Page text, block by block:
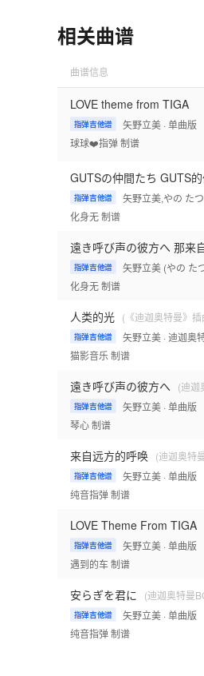
相关曲谱
曲谱信息
LOVE theme from TIGA
指弹吉他谱 矢野立美 · 单曲版
球球❤️指弹制谱
GUTSの仲間たち GUTS
指弹吉他谱 矢野立美,やの た
化身无制谱
遠き呼び声の彼方へ 那来
指弹吉他谱 矢野立美 (やの た
化身无制谱
人类的光 (《迪迦奥特曼》插
指弹吉他谱 矢野立美 · 迪迦奥
猫影音乐 制谱
遠き呼び声の彼方へ (迪迦
指弹吉他谱 矢野立美 · 单曲版
琴心制谱
来自远方的呼唤 (迪迦奥特
指弹吉他谱 矢野立美 · 单曲版
纯音指弹制谱
LOVE Theme From TIGA
指弹吉他谱 矢野立美 · 单曲版
遇到的车制谱
安らぎを君に (迪迦奥特曼
指弹吉他谱 矢野立美 · 单曲版
纯音指弹制谱